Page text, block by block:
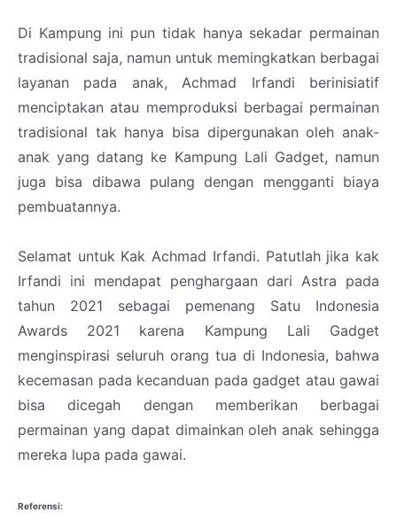
Di Kampung ini pun tidak hanya sekadar permainan
tradisional saja, namun untuk memingkatkan berbagai
layanan pada anak, Achmad Irfandi berinisiatif
menciptakan atau memproduksi berbagai permainan
tradisional tak hanya bisa dipergunakan oleh anak-
anak yang datang ke Kampung Lali Gadget, namun
juga bisa dibawa pulang dengan mengganti biaya
pembuatannya.
Selamat untuk Kak Achmad Irfandi. Patutlah jika kak
Irfandi ini mendapat penghargaan dari Astra pada
tahun 2021 sebagai pemenang Satu Indonesia
Awards 2021 karena Kampung Lali Gadget
menginspirasi seluruh orang tua di Indonesia, bahwa
kecemasan pada kecanduan pada gadget atau gawai
bisa dicegah dengan memberikan berbagai
permainan yang dapat dimainkan oleh anak sehingga
mereka lupa pada gawai.
Referensi: